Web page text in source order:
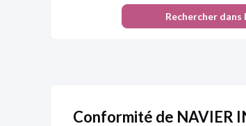
Rapport du commissaire à la
Décision sur la modification du
Modification relative aux dirigeants
particulier
Rechercher
Conformité de NAVIER